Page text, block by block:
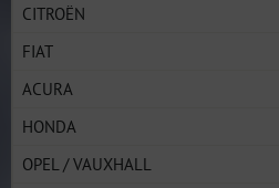
CITROËN
FIAT
ACURA
HONDA
OPEL / VAUXHALL